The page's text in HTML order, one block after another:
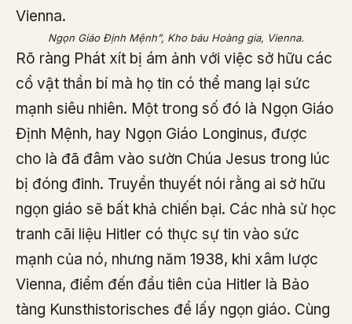
Ngọn Giáo Định Mệnh”, Kho báu Hoàng gia, Vienna.
Rõ ràng Phát xít bị ám ảnh với việc sở hữu các
cổ vật thần bí mà họ tin có thể mang lại sức
mạnh siêu nhiên. Một trong số đó là Ngọn Giáo
Định Mệnh, hay Ngọn Giáo Longinus, được
cho là đã đâm vào sườn Chúa Jesus trong lúc
bị đóng đinh. Truyền thuyết nói rằng ai sở hữu
ngọn giáo sẽ bất khả chiến bại. Các nhà sử học
tranh cãi liệu Hitler có thực sự tin vào sức
mạnh của nó, nhưng năm 1938, khi xâm lược
Vienna, điểm đến đầu tiên của Hitler là Bảo
tàng Kunsthistorisches để lấy ngọn giáo. Cùng